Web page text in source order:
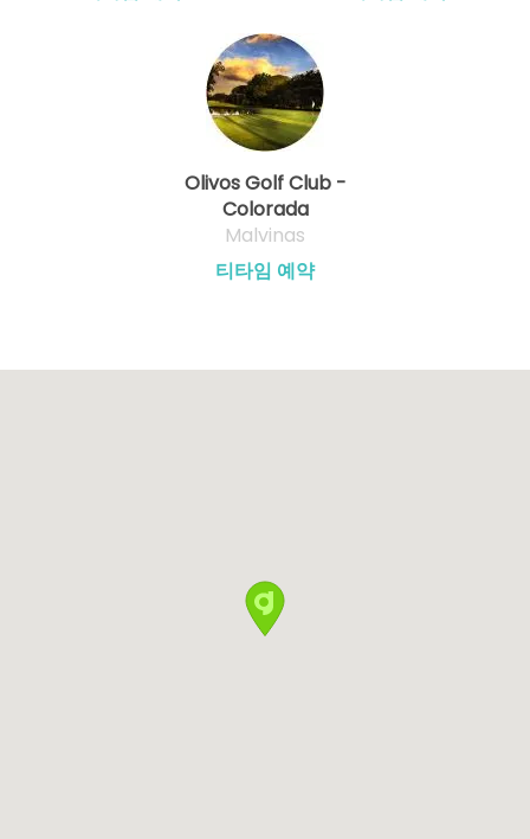
Olivos Golf Club -
Colorada
Malvinas
티타임 예약